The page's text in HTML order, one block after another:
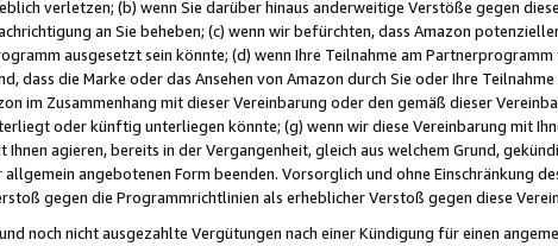
verletzen; (b) wenn Sie darüber hinaus anderweitige Verstöße gegen
an Sie beheben; (c) wenn wir befürchten, dass Amazon
ausgesetzt sein könnte; (d) wenn Ihre Teilnahme am
dass die Marke oder das Ansehen von Amazon durch Sie oder Ihre
im Zusammenhang mit dieser Vereinbarung oder den gemäß dieser
oder künftig unterliegen könnte; (g) wenn wir diese Vereinbarung mit
Ihnen agieren, bereits in der Vergangenheit, gleich aus welchem Grund,
angebotenen Form beenden. Vorsorglich und ohne Einschränkung
gegen die Programmrichtlinien als erheblicher Verstoß gegen diese
noch nicht ausgezahlte Vergütungen nach einer Kündigung für einen